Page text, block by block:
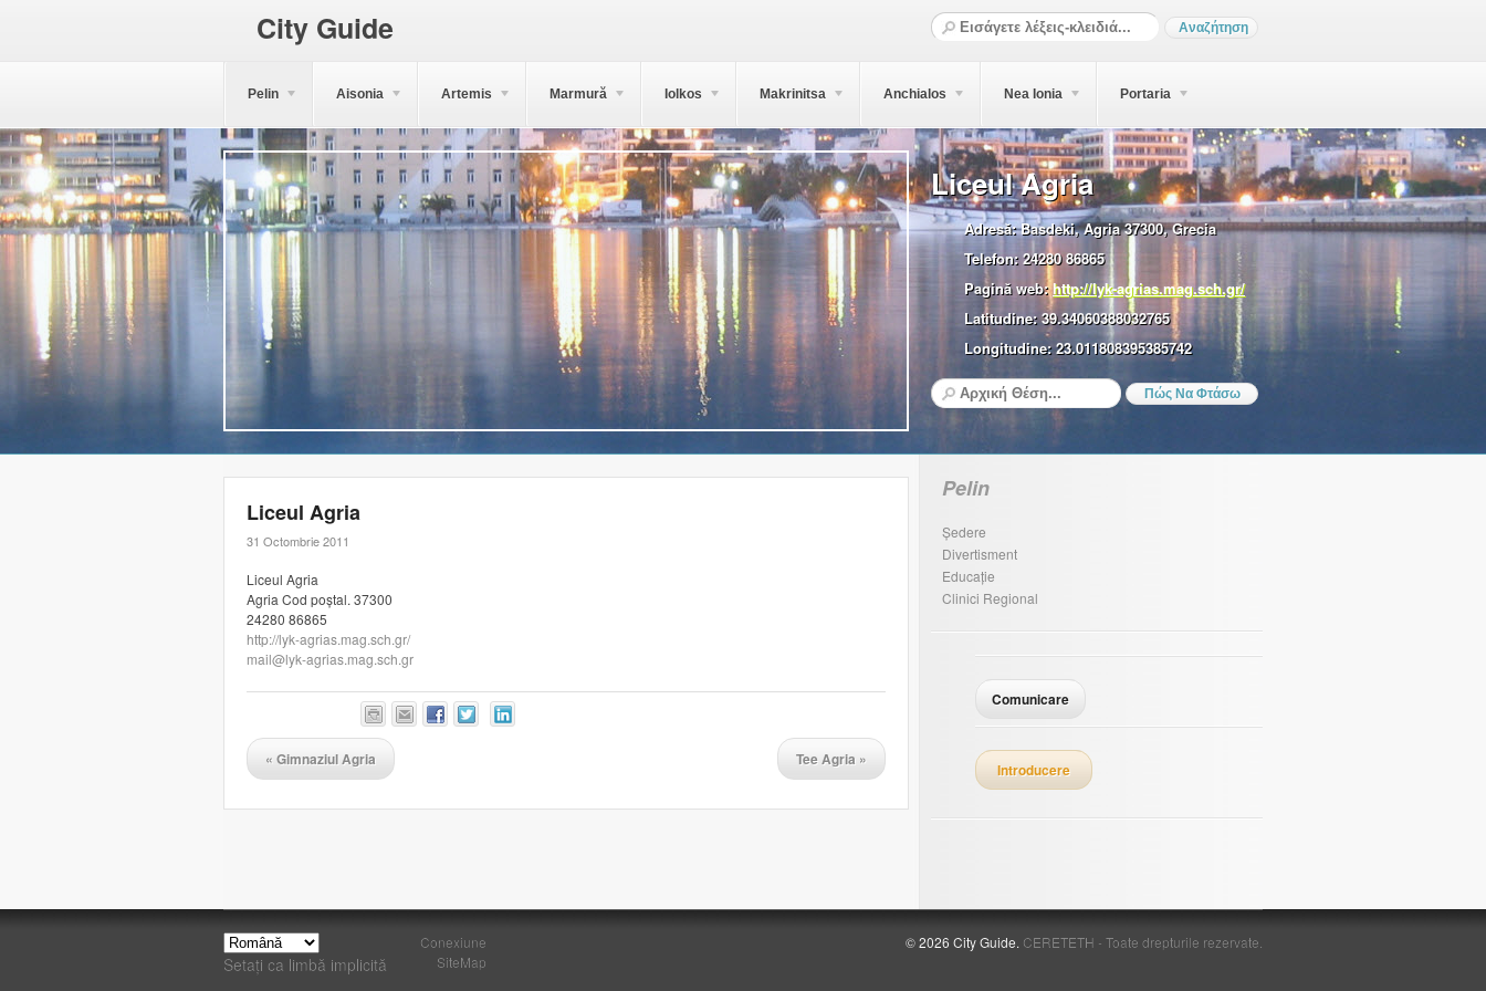
City Guide
Pelin Aisonia Artemis Marmură Iolkos Makrinitsa Anchialos Nea Ionia Portaria
Liceul Agria
Adresă:Basdeki, Agria 37300, Grecia
Telefon:24280 86865
Pagină web: http://lyk-agrias.mag.sch.gr/
Latitudine:39.34060388032765
Longitudine:23.011808395385742
Liceul Agria
31 Octombrie 2011
Liceul Agria
Agria Cod poștal. 37300
24280 86865
http://lyk-agrias.mag.sch.gr/
mail@lyk-agrias.mag.sch.gr
« Gimnaziul Agria Tee Agria »
Pelin
Ședere
Divertisment
Educație
Clinici Regional
Comunicare
Introducere
Setați ca limbă implicită
Conexiune
SiteMap
© 2026 City Guide. CERETETH - Toate drepturile rezervate.